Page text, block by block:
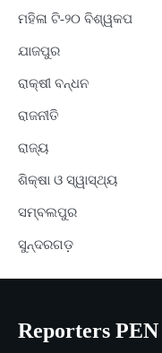
ମହିଳା ଟି-୨୦ ବିଶ୍ୱକପ
ଯାଜପୁର
ରାକ୍ଷୀ ବନ୍ଧନ
ରାଜନୀତି
ରାଜ୍ୟ
ଶିକ୍ଷା ଓ ସ୍ୱାସ୍ଥ୍ୟ
ସମ୍ବଲପୁର
ସୁନ୍ଦରଗଡ଼
Reporters PEN